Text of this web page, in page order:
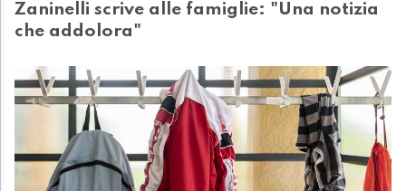
Zaninelli scrive alle famiglie: "Una notizia
che addolora"